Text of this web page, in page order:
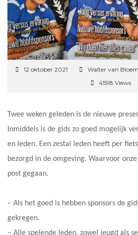
12 oktober 2021 Walter van
4598 Views
Twee weken geleden is de nieuwe
Inmiddels is de gids zo goed mogelijk
en leden. Een zestal leden heeft per
bezorgd in de omgeving. Waarvoor
post gegaan.
– Als het goed is hebben sponsors de
gekregen.
– Alle spelende leden, zowel jeugd als